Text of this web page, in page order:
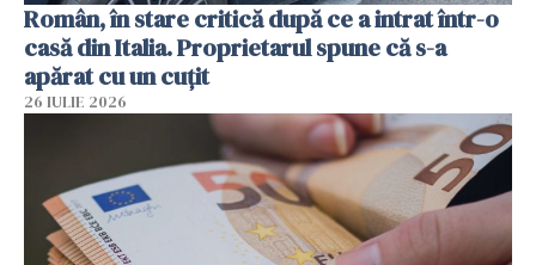
Român, în stare critică după ce a intrat într-o
casă din Italia. Proprietarul spune că s-a
apărat cu un cuțit
26 IULIE 2026